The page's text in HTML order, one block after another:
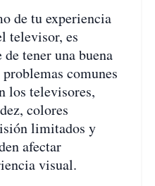
de tu experiencia
televisor, es
tener una buena
comunes
los televisores,
colores
limitados y
afectar
visual.